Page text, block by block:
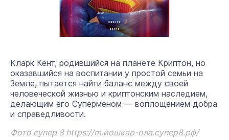
Кларк Кент, родившийся на планете Криптон, но
оказавшийся на воспитании у простой семьи на
Земле, пытается найти баланс между своей
человеческой жизнью и криптонским наследием,
делающим его Суперменом — воплощением добра
и справедливости.
Фото супер 8 https://m.йошкар-ола.супер8.рф/